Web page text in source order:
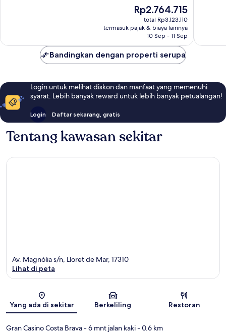
Harga
sekarang
Rp2.764.715
Rp2.764.715
total Rp3.123.110
termasuk pajak & biaya lainnya
10 Sep - 11 Sep
Bandingkan dengan properti serupa
Login untuk melihat diskon dan manfaat yang memenuhi
syarat. Lebih banyak reward untuk lebih banyak petualangan!
Login Daftar sekarang, gratis
Tentang kawasan sekitar
Peta
Av. Magnòlia s/n, Lloret de Mar, 17310
Lihat di peta
Yang ada di sekitar Berkeliling Restoran
Gran Casino Costa Brava- 6 mnt jalan kaki- 0.6 km